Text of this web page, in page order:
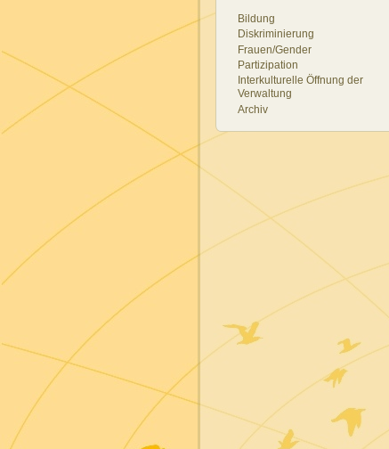
Bildung
Diskriminierung
Frauen/Gender
Partizipation
Interkulturelle Öffnung der
Verwaltung
Archiv